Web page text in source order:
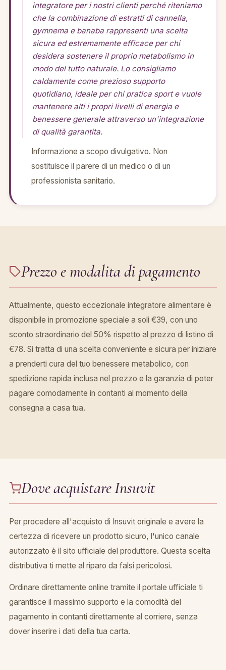
integratore per i nostri clienti perché riteniamo
che la combinazione di estratti di cannella,
gymnema e banaba rappresenti una scelta
sicura ed estremamente efficace per chi
desidera sostenere il proprio metabolismo in
modo del tutto naturale. Lo consigliamo
caldamente come prezioso supporto
quotidiano, ideale per chi pratica sport e vuole
mantenere alti i propri livelli di energia e
benessere generale attraverso un'integrazione
di qualità garantita.
Informazione a scopo divulgativo. Non
sostituisce il parere di un medico o di un
professionista sanitario.
Prezzo e modalita di pagamento
Attualmente, questo eccezionale integratore alimentare è
disponibile in promozione speciale a soli €39, con uno
sconto straordinario del 50% rispetto al prezzo di listino di
€78. Si tratta di una scelta conveniente e sicura per iniziare
a prenderti cura del tuo benessere metabolico, con
spedizione rapida inclusa nel prezzo e la garanzia di poter
pagare comodamente in contanti al momento della
consegna a casa tua.
Dove acquistare Insuvit
Per procedere all'acquisto di Insuvit originale e avere la
certezza di ricevere un prodotto sicuro, l'unico canale
autorizzato è il sito ufficiale del produttore. Questa scelta
distributiva ti mette al riparo da falsi pericolosi.
Ordinare direttamente online tramite il portale ufficiale ti
garantisce il massimo supporto e la comodità del
pagamento in contanti direttamente al corriere, senza
dover inserire i dati della tua carta.